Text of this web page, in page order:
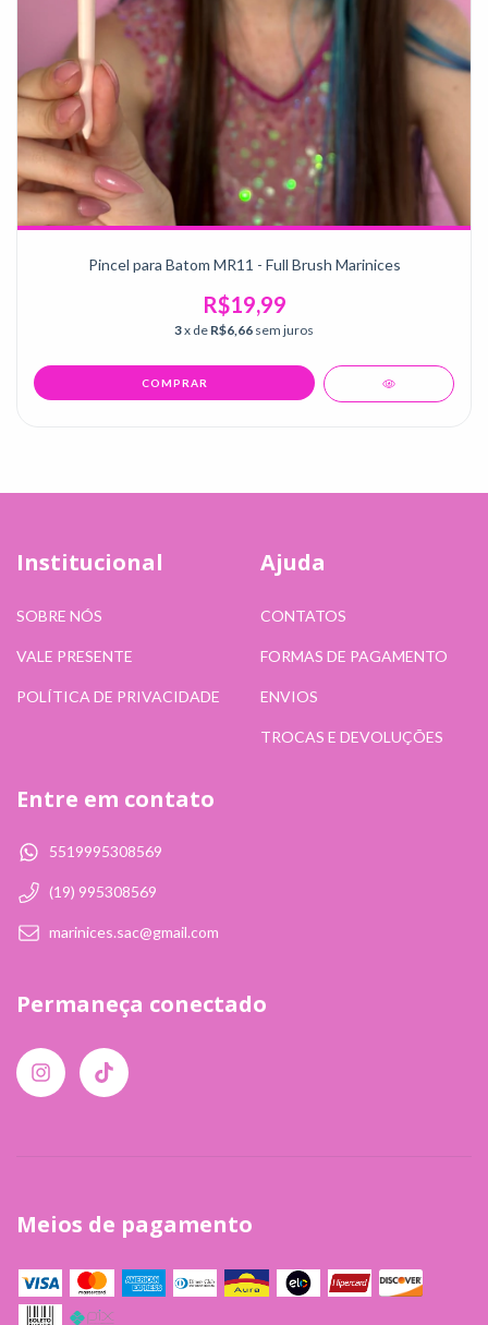
Pincel para Batom MR11 - Full Brush Marinices
R$19,99
3x de R$6,66 sem juros
Institucional
SOBRE NÓS
VALE PRESENTE
POLÍTICA DE PRIVACIDADE
Ajuda
CONTATOS
FORMAS DE PAGAMENTO
ENVIOS
TROCAS E DEVOLUÇÕES
Entre em contato
5519995308569
(19) 995308569
marinices.sac@gmail.com
Permaneça conectado
Meios de pagamento